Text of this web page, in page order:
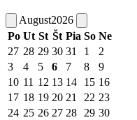
August2026
Po Ut St Št Pia So Ne
27 28 29 30 31 1
2
3
4 5 6 7 8
9
10 11 12 13 14 15 16
17 18 19 20 21 22 23
24 25 26 27 28 29 30